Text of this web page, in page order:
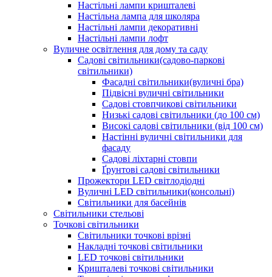
Настільні лампи кришталеві
Настільна лампа для школяра
Настільні лампи декоративні
Настільні лампи лофт
Вуличне освітлення для дому та саду
Садові світильники(садово-паркові
світильники)
Фасадні світильники(вуличні бра)
Підвісні вуличні світильники
Садові стовпчикові світильники
Низькі садові світильники (до 100 см)
Високі садові світильники (від 100 см)
Настінні вуличні світильники для
фасаду
Садові ліхтарні стовпи
Ґрунтові садові світильники
Прожектори LED світлодіодні
Вуличні LED світильники(консольні)
Світильники для басейнів
Світильники стельові
Точкові світильники
Світильники точкові врізні
Накладні точкові світильники
LED точкові світильники
Кришталеві точкові світильники